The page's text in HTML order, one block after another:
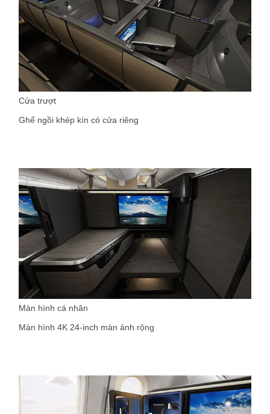
Cửa trượt
Ghế ngồi khép kín có cửa riêng
Màn hình cá nhân
Màn hình 4K 24-inch màn ảnh rộng